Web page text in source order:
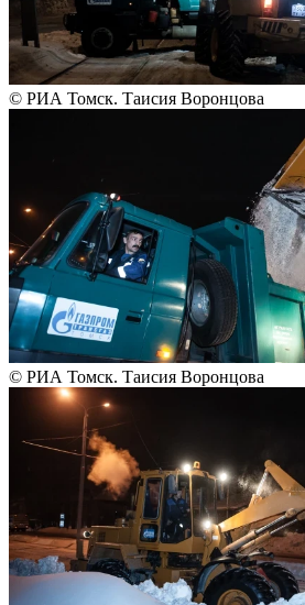
© РИА Томск. Таисия Воронцова
© РИА Томск. Таисия Воронцова